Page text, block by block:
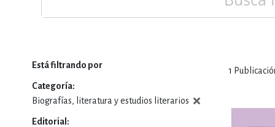
1
Está filtrando por
Categoría
Biografías, literatura y estudios literarios
Editorial